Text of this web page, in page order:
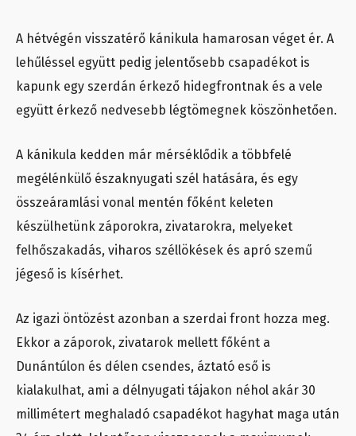
A hétvégén visszatérő kánikula hamarosan véget ér. A
lehűléssel együtt pedig jelentősebb csapadékot is
kapunk egy szerdán érkező hidegfrontnak és a vele
együtt érkező nedvesebb légtömegnek köszönhetően.
A kánikula kedden már mérséklődik a többfelé
megélénkülő északnyugati szél hatására, és egy
összeáramlási vonal mentén főként keleten
készülhetünk záporokra, zivatarokra, melyeket
felhőszakadás, viharos széllökések és apró szemű
jégeső is kísérhet.
Az igazi öntözést azonban a szerdai front hozza meg.
Ekkor a záporok, zivatarok mellett főként a
Dunántúlon és délen csendes, áztató eső is
kialakulhat, ami a délnyugati tájakon néhol akár 30
millimétert meghaladó csapadékot hagyhat maga után